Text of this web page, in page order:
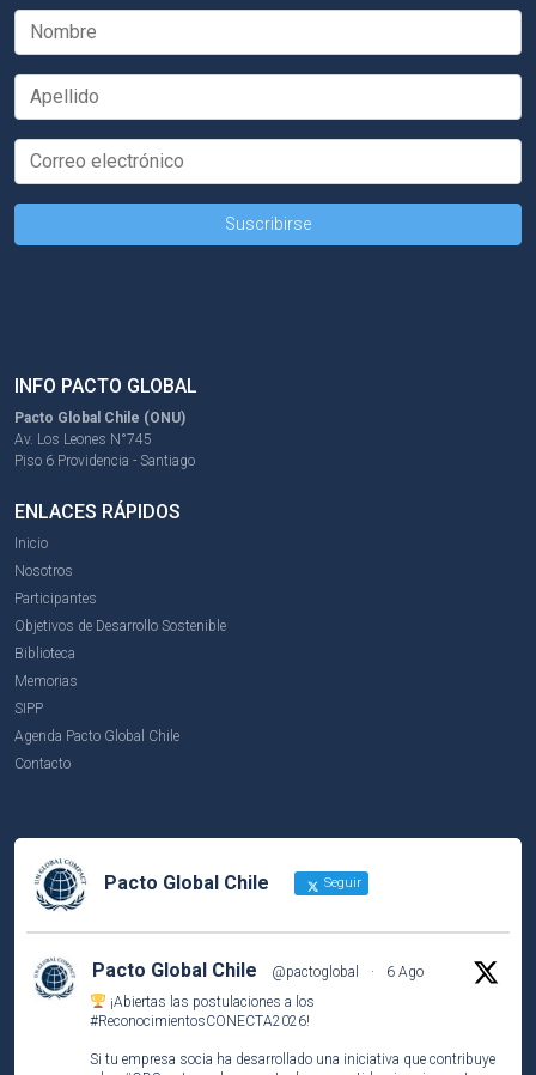
INFO PACTO GLOBAL
Pacto Global Chile (ONU)
Av. Los Leones N°745
Piso 6 Providencia - Santiago
ENLACES RÁPIDOS
Inicio
Nosotros
Participantes
Objetivos de Desarrollo Sostenible
Biblioteca
Memorias
SIPP
Agenda Pacto Global Chile
Contacto
Pacto Global Chile Seguir
Pacto Global Chile @pactoglobal ·
6 Ago
¡Abiertas las postulaciones a los
#ReconocimientosCONECTA2026!
Si tu empresa socia ha desarrollado una iniciativa que contribuye